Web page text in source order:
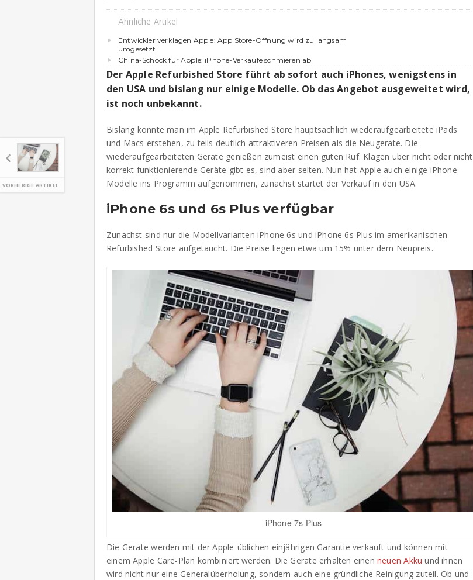
VORHERIGE ARTIKEL
Ähnliche Artikel
Entwickler verklagen Apple: App Store-Öffnung wird zu langsam
umgesetzt
China-Schock für Apple: iPhone-Verkäufe schmieren ab
Der Apple Refurbished Store führt ab sofort auch iPhones, wenigstens in
den USA und bislang nur einige Modelle. Ob das Angebot ausgeweitet wird,
ist noch unbekannt.
Bislang konnte man im Apple Refurbished Store hauptsächlich wiederaufgearbeitete iPads
und Macs erstehen, zu teils deutlich attraktiveren Preisen als die Neugeräte. Die
wiederaufgearbeiteten Geräte genießen zumeist einen guten Ruf. Klagen über nicht oder nicht
korrekt funktionierende Geräte gibt es, sind aber selten. Nun hat Apple auch einige iPhone-
Modelle ins Programm aufgenommen, zunächst startet der Verkauf in den USA.
iPhone 6s und 6s Plus verfügbar
Zunächst sind nur die Modellvarianten iPhone 6s und iPhone 6s Plus im amerikanischen
Refurbished Store aufgetaucht. Die Preise liegen etwa um 15% unter dem Neupreis.
iPhone 7s Plus
Die Geräte werden mit der Apple-üblichen einjährigen Garantie verkauft und können mit
einem Apple Care-Plan kombiniert werden. Die Geräte erhalten einenneuen Akku und ihnen
wird nicht nur eine Generalüberholung, sondern auch eine gründliche Reinigung zuteil. Ob und